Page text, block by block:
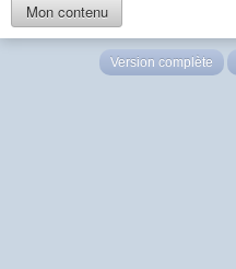
Mon contenu
Version complète